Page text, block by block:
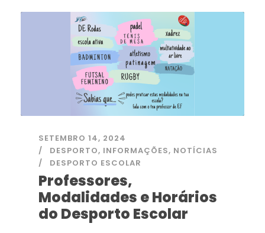
SETEMBRO 14, 2024
DESPORTO, INFORMAÇÕES, NOTÍCIAS
DESPORTO ESCOLAR
Professores,
Modalidades e Horários
do Desporto Escolar